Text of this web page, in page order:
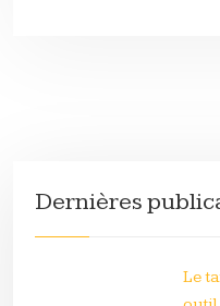
Dernières
Le